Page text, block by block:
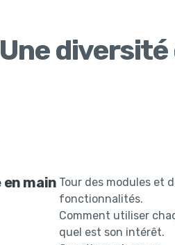
Une
main Tour des modules et
fonctionnalités.
Comment utiliser
quel est son intérêt.